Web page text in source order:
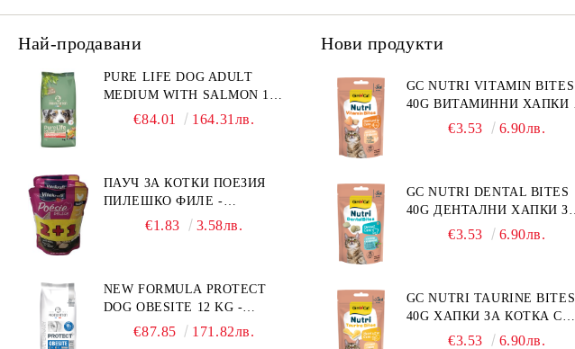
Най-продавани
PURE LIFE DOG ADULT
MEDIUM WITH SALMON 12
КГ - ПЪЛНОЦЕННА ХРАНА
ОТ 10 – 25 КГ, СЪС СЬОМГА.
БЕЗ ЗЪРНО, БЕЗ ГЛУТЕН.
ПРОИЗВЕДЕНА ВЪВ
€84.01 164.31лв.
ПАУЧ ЗА КОТКИ ПОЕЗИЯ
ПИЛЕШКО ФИЛЕ -
ПРОМОКОМПЛЕКТ 3 БР.
€1.83 3.58лв.
NEW FORMULA PROTECT
DOG OBESITE 12 KG -
ПЪЛНОЦЕННА ДИЕТИЧНА
€87.85 171.82лв.
Нови продукти
GC NUTRI VITAMIN BITES
40G ВИТАМИННИ ХАПКИ 40
€3.53 6.90лв.
GC NUTRI DENTAL BITES
40G ДЕНТАЛНИ ХАПКИ ЗА
КОТКА 40 г
€3.53 6.90лв.
GC NUTRI TAURINE BITES
40G ХАПКИ ЗА КОТКА С
ТАУРИН 40 г
€3.53 6.90лв.